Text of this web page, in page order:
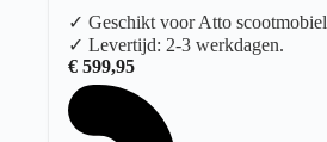
✓ Geschikt voor Atto scootmobiel
✓ Levertijd: 2-3 werkdagen.
€ 599,95